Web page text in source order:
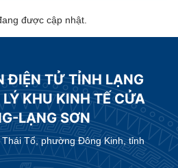
được cập nhật.
ĐIỆN TỬ TỈNH LẠNG
KHU KINH TẾ CỬA
LẠNG SƠN
Tổ, phường Đông Kinh, tỉnh